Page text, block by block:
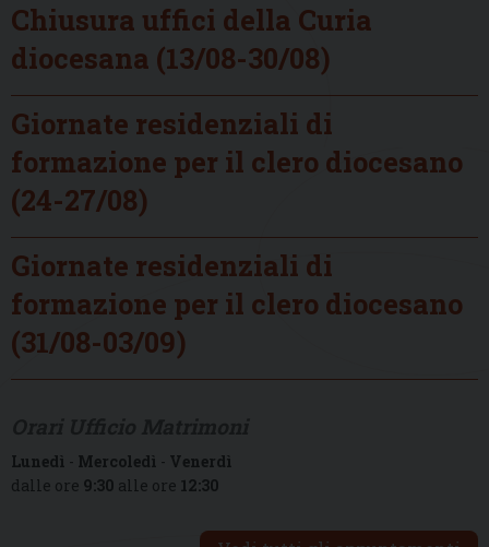
Chiusura uffici della Curia
diocesana (13/08-30/08)
Giornate residenziali di
formazione per il clero diocesano
(24-27/08)
Giornate residenziali di
formazione per il clero diocesano
(31/08-03/09)
Lunedì - Mercoledì - Venerdì
dalle ore 9:30 alle ore 12:30